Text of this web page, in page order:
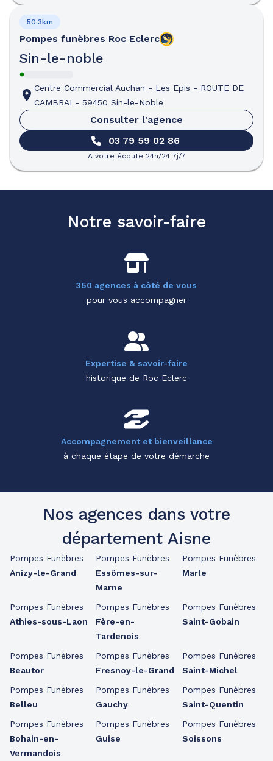
Pompes funèbres Roc Eclerc
Sin-le-noble
50.3km
Centre Commercial Auchan - Les Epis - ROUTE DE
CAMBRAI - 59450 Sin-le-Noble
Consulter l'agence
03 79 59 02 86
A votre écoute 24h/24 7j/7
Notre savoir-faire
350 agences à côté de vous
pour vous accompagner
Expertise & savoir-faire
historique de Roc Eclerc
Accompagnement et bienveillance
à chaque étape de votre démarche
Nos agences dans votre
département Aisne
Pompes Funèbres
Anizy-le-Grand
Pompes Funèbres
Athies-sous-Laon
Pompes Funèbres
Beautor
Pompes Funèbres
Belleu
Pompes Funèbres
Bohain-en-
Vermandois
Pompes Funèbres
Essômes-sur-
Marne
Pompes Funèbres
Fère-en-
Tardenois
Pompes Funèbres
Fresnoy-le-Grand
Pompes Funèbres
Gauchy
Pompes Funèbres
Guise
Pompes Funèbres
Marle
Pompes Funèbres
Saint-Gobain
Pompes Funèbres
Saint-Michel
Pompes Funèbres
Saint-Quentin
Pompes Funèbres
Soissons